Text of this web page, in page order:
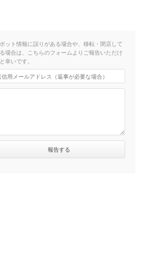
ット情報に誤りがある場合や、移転・閉店して
場合は、こちらのフォームよりご報告いただけ
幸いです。